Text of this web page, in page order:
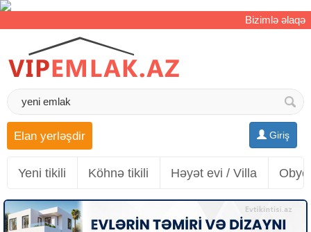
Bizimlə əlaqə
Giriş
Elan yerləşdir
Yeni tikili Köhnə tikili Həyət evi / Villa